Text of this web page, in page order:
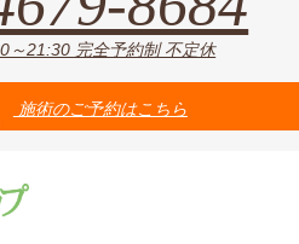
～21:30 完全予約制 不定休
施術のご予約はこちら